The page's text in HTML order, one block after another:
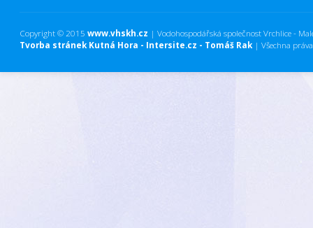
Copyright © 2015 www.vhskh.cz | Vodohospodářská společnost Vrchlice -
Tvorba stránek Kutná Hora - Intersite.cz - Tomáš Rak | Všechna